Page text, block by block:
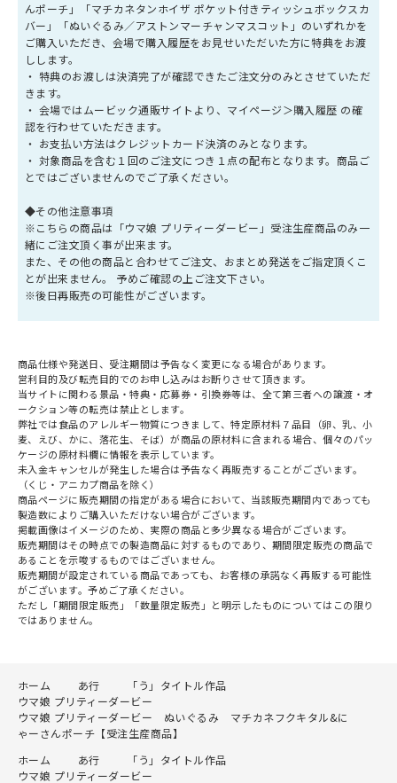
んポーチ」「マチカネタンホイザ ポケット付きティッシュボックスカ
バー」「ぬいぐるみ／アストンマーチャンマスコット」のいずれかを
ご購入いただき、会場で購入履歴をお見せいただいた方に特典をお渡
しします。
・ 特典のお渡しは決済完了が確認できたご注文分のみとさせていただ
きます。
・ 会場ではムービック通販サイトより、マイページ＞購入履歴 の確
認を行わせていただきます。
・ お支払い方法はクレジットカード決済のみとなります。
・ 対象商品を含む１回のご注文につき１点の配布となります。商品ご
とではございませんのでご了承ください。
◆その他注意事項
※こちらの商品は「ウマ娘 プリティーダービー」受注生産商品のみ一
緒にご注文頂く事が出来ます。
また、その他の商品と合わせてご注文、おまとめ発送をご指定頂くこ
とが出来ません。 予めご確認の上ご注文下さい。
※後日再販売の可能性がございます。
商品仕様や発送日、受注期間は予告なく変更になる場合があります。
営利目的及び転売目的でのお申し込みはお断りさせて頂きます。
当サイトに関わる景品・特典・応募券・引換券等は、全て第三者への譲渡・オ
ークション等の転売は禁止とします。
弊社では食品のアレルギー物質につきまして、特定原材料７品目（卵、乳、小
麦、えび、かに、落花生、そば）が商品の原材料に含まれる場合、個々のパッ
ケージの原材料欄に情報を表示しています。
未入金キャンセルが発生した場合は予告なく再販売することがございます。
（くじ・アニカプ商品を除く）
商品ページに販売期間の指定がある場合において、当該販売期間内であっても
製造数によりご購入いただけない場合がございます。
掲載画像はイメージのため、実際の商品と多少異なる場合がございます。
販売期間はその時点での製造商品に対するものであり、期間限定販売の商品で
あることを示唆するものではございません。
販売期間が設定されている商品であっても、お客様の承諾なく再販する可能性
がございます。予めご了承ください。
ただし「期間限定販売」「数量限定販売」と明示したものについてはこの限り
ではありません。
ホーム あ行
「う」タイトル作品
ウマ娘 プリティーダービー
ウマ娘 プリティーダービー ぬいぐるみ マチカネフクキタル&に
ゃーさんポーチ【受注生産商品】
ホーム
あ行
「う」タイトル作品
ウマ娘 プリティーダービー